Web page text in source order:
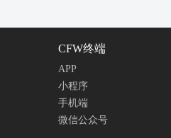
CFW终端
APP
小程序
手机端
微信公众号